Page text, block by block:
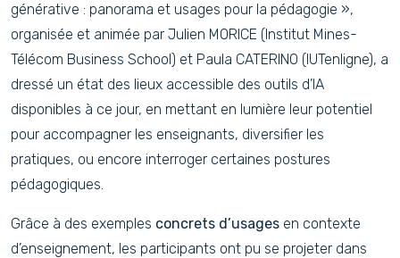
générative : panorama et usages pour la pédagogie »,
organisée et animée par Julien MORICE (Institut Mines-
Télécom Business School) et Paula CATERINO (IUTenligne), a
dressé un état des lieux accessible des outils d’IA
disponibles à ce jour, en mettant en lumière leur potentiel
pour accompagner les enseignants, diversifier les
pratiques, ou encore interroger certaines postures
pédagogiques.
Grâce à des exemples concrets d’usages en contexte
d’enseignement, les participants ont pu se projeter dans